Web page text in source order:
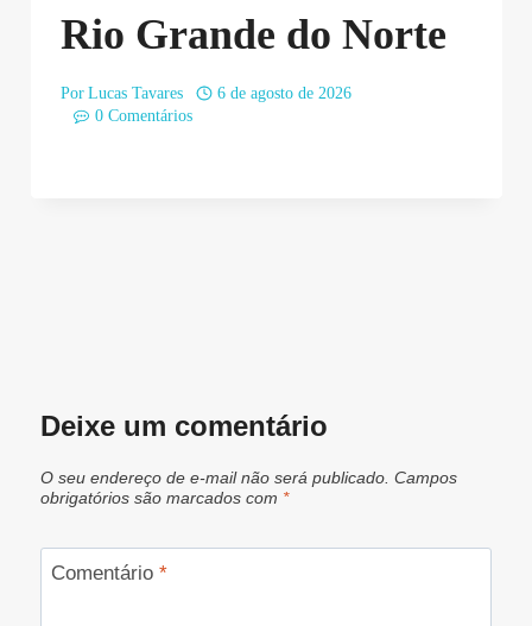
Rio Grande do Norte
Por Lucas Tavares
6 de agosto de 2026
0 Comentários
Deixe um comentário
O seu endereço de e-mail não será publicado. Campos
obrigatórios são marcados com *
Comentário *